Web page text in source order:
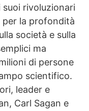
rivoluzionari
per la profondità
società e sulla
ma
di persone
scientifico.
leader e
Carl Sagan e